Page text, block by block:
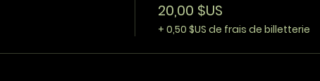
20,00 $US
+ 0,50 $US de frais de billetterie